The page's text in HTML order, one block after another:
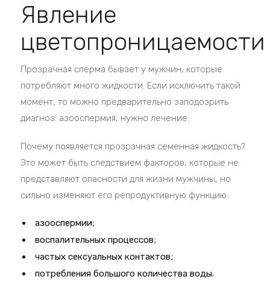
Явление
цветопроницаемости
Прозрачная сперма бывает у мужчин, которые
потребляют много жидкости. Если исключить такой
момент, то можно предварительно заподозрить
диагноз: азооспермия, нужно лечение.
Почему появляется прозрачная семенная жидкость?
Это может быть следствием факторов, которые не
представляют опасности для жизни мужчины, но
сильно изменяют его репродуктивную функцию:
азооспермии;
воспалительных процессов;
частых сексуальных контактов;
потребления большого количества воды.